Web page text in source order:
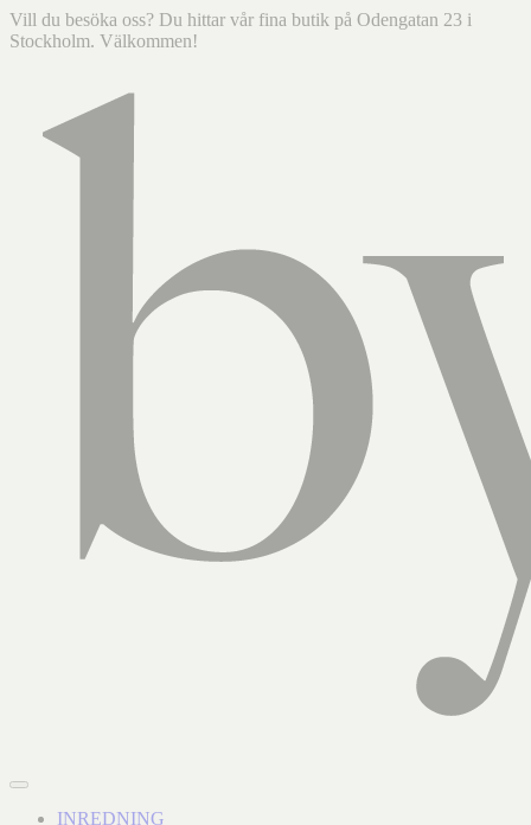
Vill du besöka oss? Du hittar vår fina butik på Odengatan 23 i
Stockholm. Välkommen!
INREDNING